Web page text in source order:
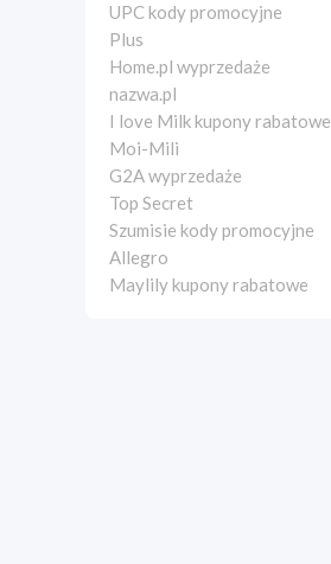
UPC kody promocyjne
Plus
Home.pl wyprzedaże
nazwa.pl
I love Milk kupony rabatowe
Moi-Mili
G2A wyprzedaże
Top Secret
Szumisie kody promocyjne
Allegro
Maylily kupony rabatowe